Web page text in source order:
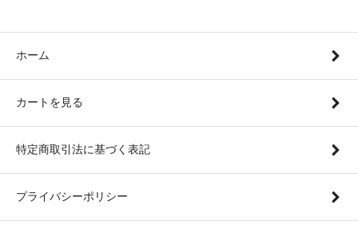
ホーム
カートを見る
特定商取引法に基づく表記
プライバシーポリシー